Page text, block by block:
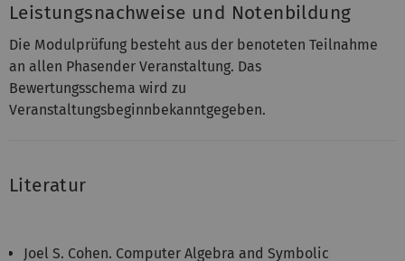
Leistungsnachweise und Notenbildung
Die Modulprüfung besteht aus der benoteten Teilnahme
an allen Phasender Veranstaltung. Das
Bewertungsschema wird zu
Veranstaltungsbeginnbekanntgegeben.
Literatur
Joel S. Cohen. Computer Algebra and Symbolic